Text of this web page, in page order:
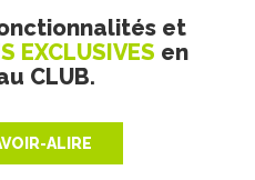
et
EXCLUSIVES en
CLUB.
ALIRE